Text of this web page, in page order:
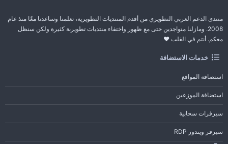
منتدى الدعم العربي التطويري من أقدم المنتديات التطويرية، تعلمنا وساعدنا معًا منذ عام
2008. ومازلنا متواجدين حتى مع ظهور واختفاء منتديات تطويرىة كثيرة ولكن سنظل
معكم. أنتم في القلب ❤️
خدمات الاستضافة
استضافة المواقع
استضافة الموزعين
سيرفرات سحابية
سيرفر ويندوز RDP